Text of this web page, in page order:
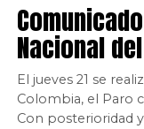
Nacional
El jueves 21 se
Colombia, el Paro
Con posterioridad